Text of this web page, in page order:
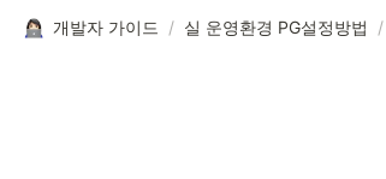
개발자 가이드 / 실 운영환경 PG설정방법 /